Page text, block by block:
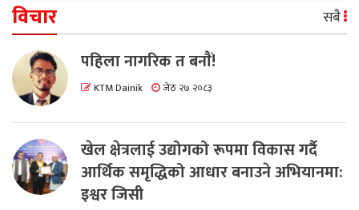
विचार सबै
पहिला नागरिक त बनाैं!
KTM Dainik जेठ २७ २०८३
खेल क्षेत्रलाई उद्योगको रूपमा विकास गर्दै
आर्थिक समृद्धिको आधार बनाउने अभियानमा:
इश्वर जिसी